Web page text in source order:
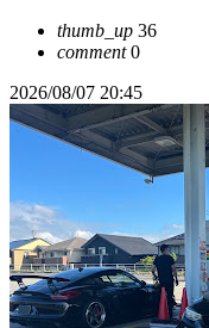
thumb_up 36
comment0
2026/08/07 20:45